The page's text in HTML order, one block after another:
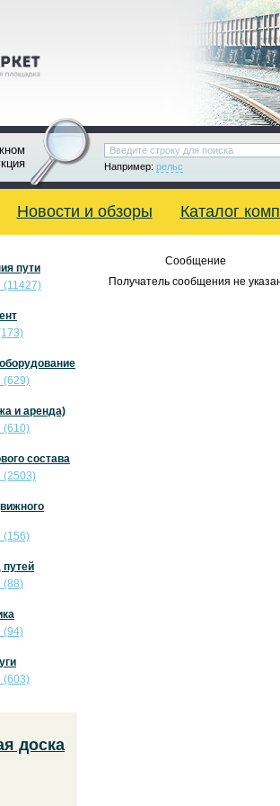
Например: рельс
Новости и обзоры Каталог
Сообщение
Получатель сообщения не
пути
(629)
и аренда)
(610)
состава
(2503)
(156)
путей
(88)
(94)
(603)
доска